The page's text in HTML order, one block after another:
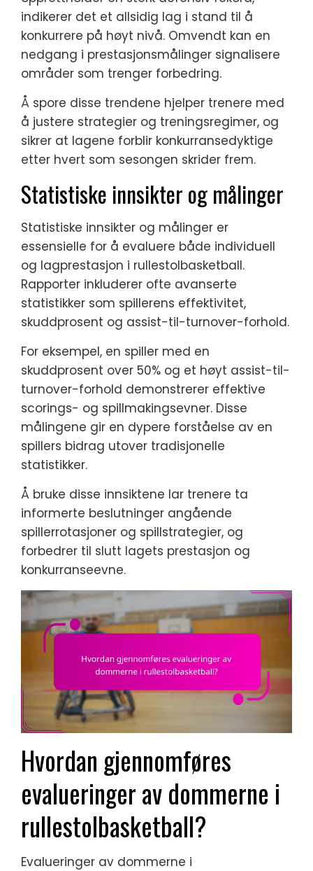
indikerer det et allsidig lag i stand til å
konkurrere på høyt nivå. Omvendt kan en
nedgang i prestasjonsmålinger signalisere
områder som trenger forbedring.
Å spore disse trendene hjelper trenere med
å justere strategier og treningsregimer, og
sikrer at lagene forblir konkurransedyktige
etter hvert som sesongen skrider frem.
Statistiske innsikter og målinger
Statistiske innsikter og målinger er
essensielle for å evaluere både individuell
og lagprestasjon i rullestolbasketball.
Rapporter inkluderer ofte avanserte
statistikker som spillerens effektivitet,
skuddprosent og assist-til-turnover-forhold.
For eksempel, en spiller med en
skuddprosent over 50% og et høyt assist-til-
turnover-forhold demonstrerer effektive
scorings- og spillmakingsevner. Disse
målingene gir en dypere forståelse av en
spillers bidrag utover tradisjonelle
statistikker.
Å bruke disse innsiktene lar trenere ta
informerte beslutninger angående
spillerrotasjoner og spillstrategier, og
forbedrer til slutt lagets prestasjon og
konkurranseevne.
Hvordan gjennomføres
evalueringer av dommerne i
rullestolbasketball?
Evalueringer av dommerne i